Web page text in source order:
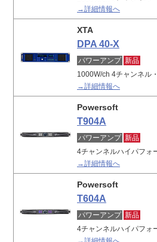
→詳細情報へ
XTA
DPA 40-X
パワーアンプ 新品
1000W/ch 4チャンネル
→詳細情報へ
Powersoft
T904A
パワーアンプ 新品
4チャンネルハイパフォ
→詳細情報へ
Powersoft
T604A
パワーアンプ 新品
4チャンネルハイパフォ